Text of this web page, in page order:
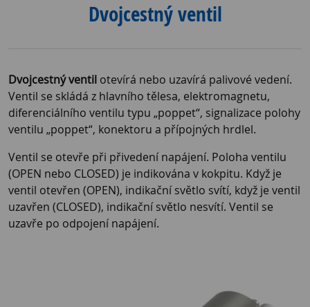
Dvojcestný ventil
Dvojcestný ventil otevírá nebo uzavírá palivové vedení.
Ventil se skládá z hlavního tělesa, elektromagnetu,
diferenciálního ventilu typu „poppet“, signalizace polohy
ventilu „poppet“, konektoru a přípojných hrdlel.
Ventil se otevře při přivedení napájení. Poloha ventilu
(OPEN nebo CLOSED) je indikována v kokpitu. Když je
ventil otevřen (OPEN), indikační světlo svítí, když je ventil
uzavřen (CLOSED), indikační světlo nesvítí. Ventil se
uzavře po odpojení napájení.